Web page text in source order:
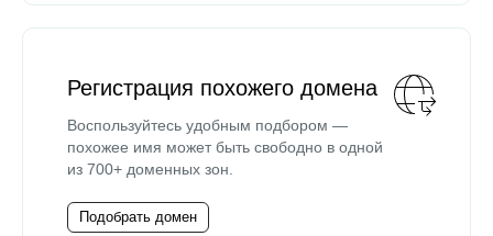
Регистрация похожего домена
Воспользуйтесь удобным подбором —
похожее имя может быть свободно в одной
из 700+ доменных зон.
Подобрать домен